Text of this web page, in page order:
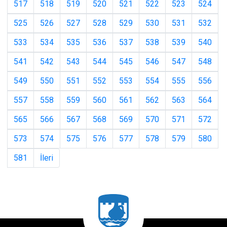
517 518 519 520 521 522 523
524
525
526 527 528 529 530 531
532
533
534 535 536 537 538 539
540
541
542 543 544 545 546 547
548
549
550 551 552 553 554 555
556
557
558 559 560 561 562 563
564
565
566 567 568 569 570 571
572
573
574 575 576 577 578 579
580
581
İleri